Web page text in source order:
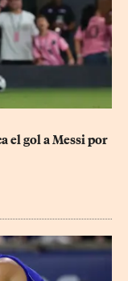
el gol a Messi por